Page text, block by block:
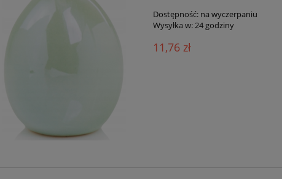
Dostępność: na wyczerpaniu
Wysyłka w:24 godziny
11,76 zł